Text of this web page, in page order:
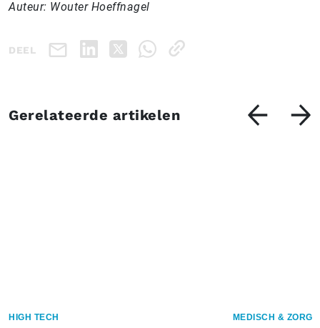
Auteur: Wouter Hoeffnagel
DEEL
Gerelateerde artikelen
HIGH TECH MEDISCH & ZORG